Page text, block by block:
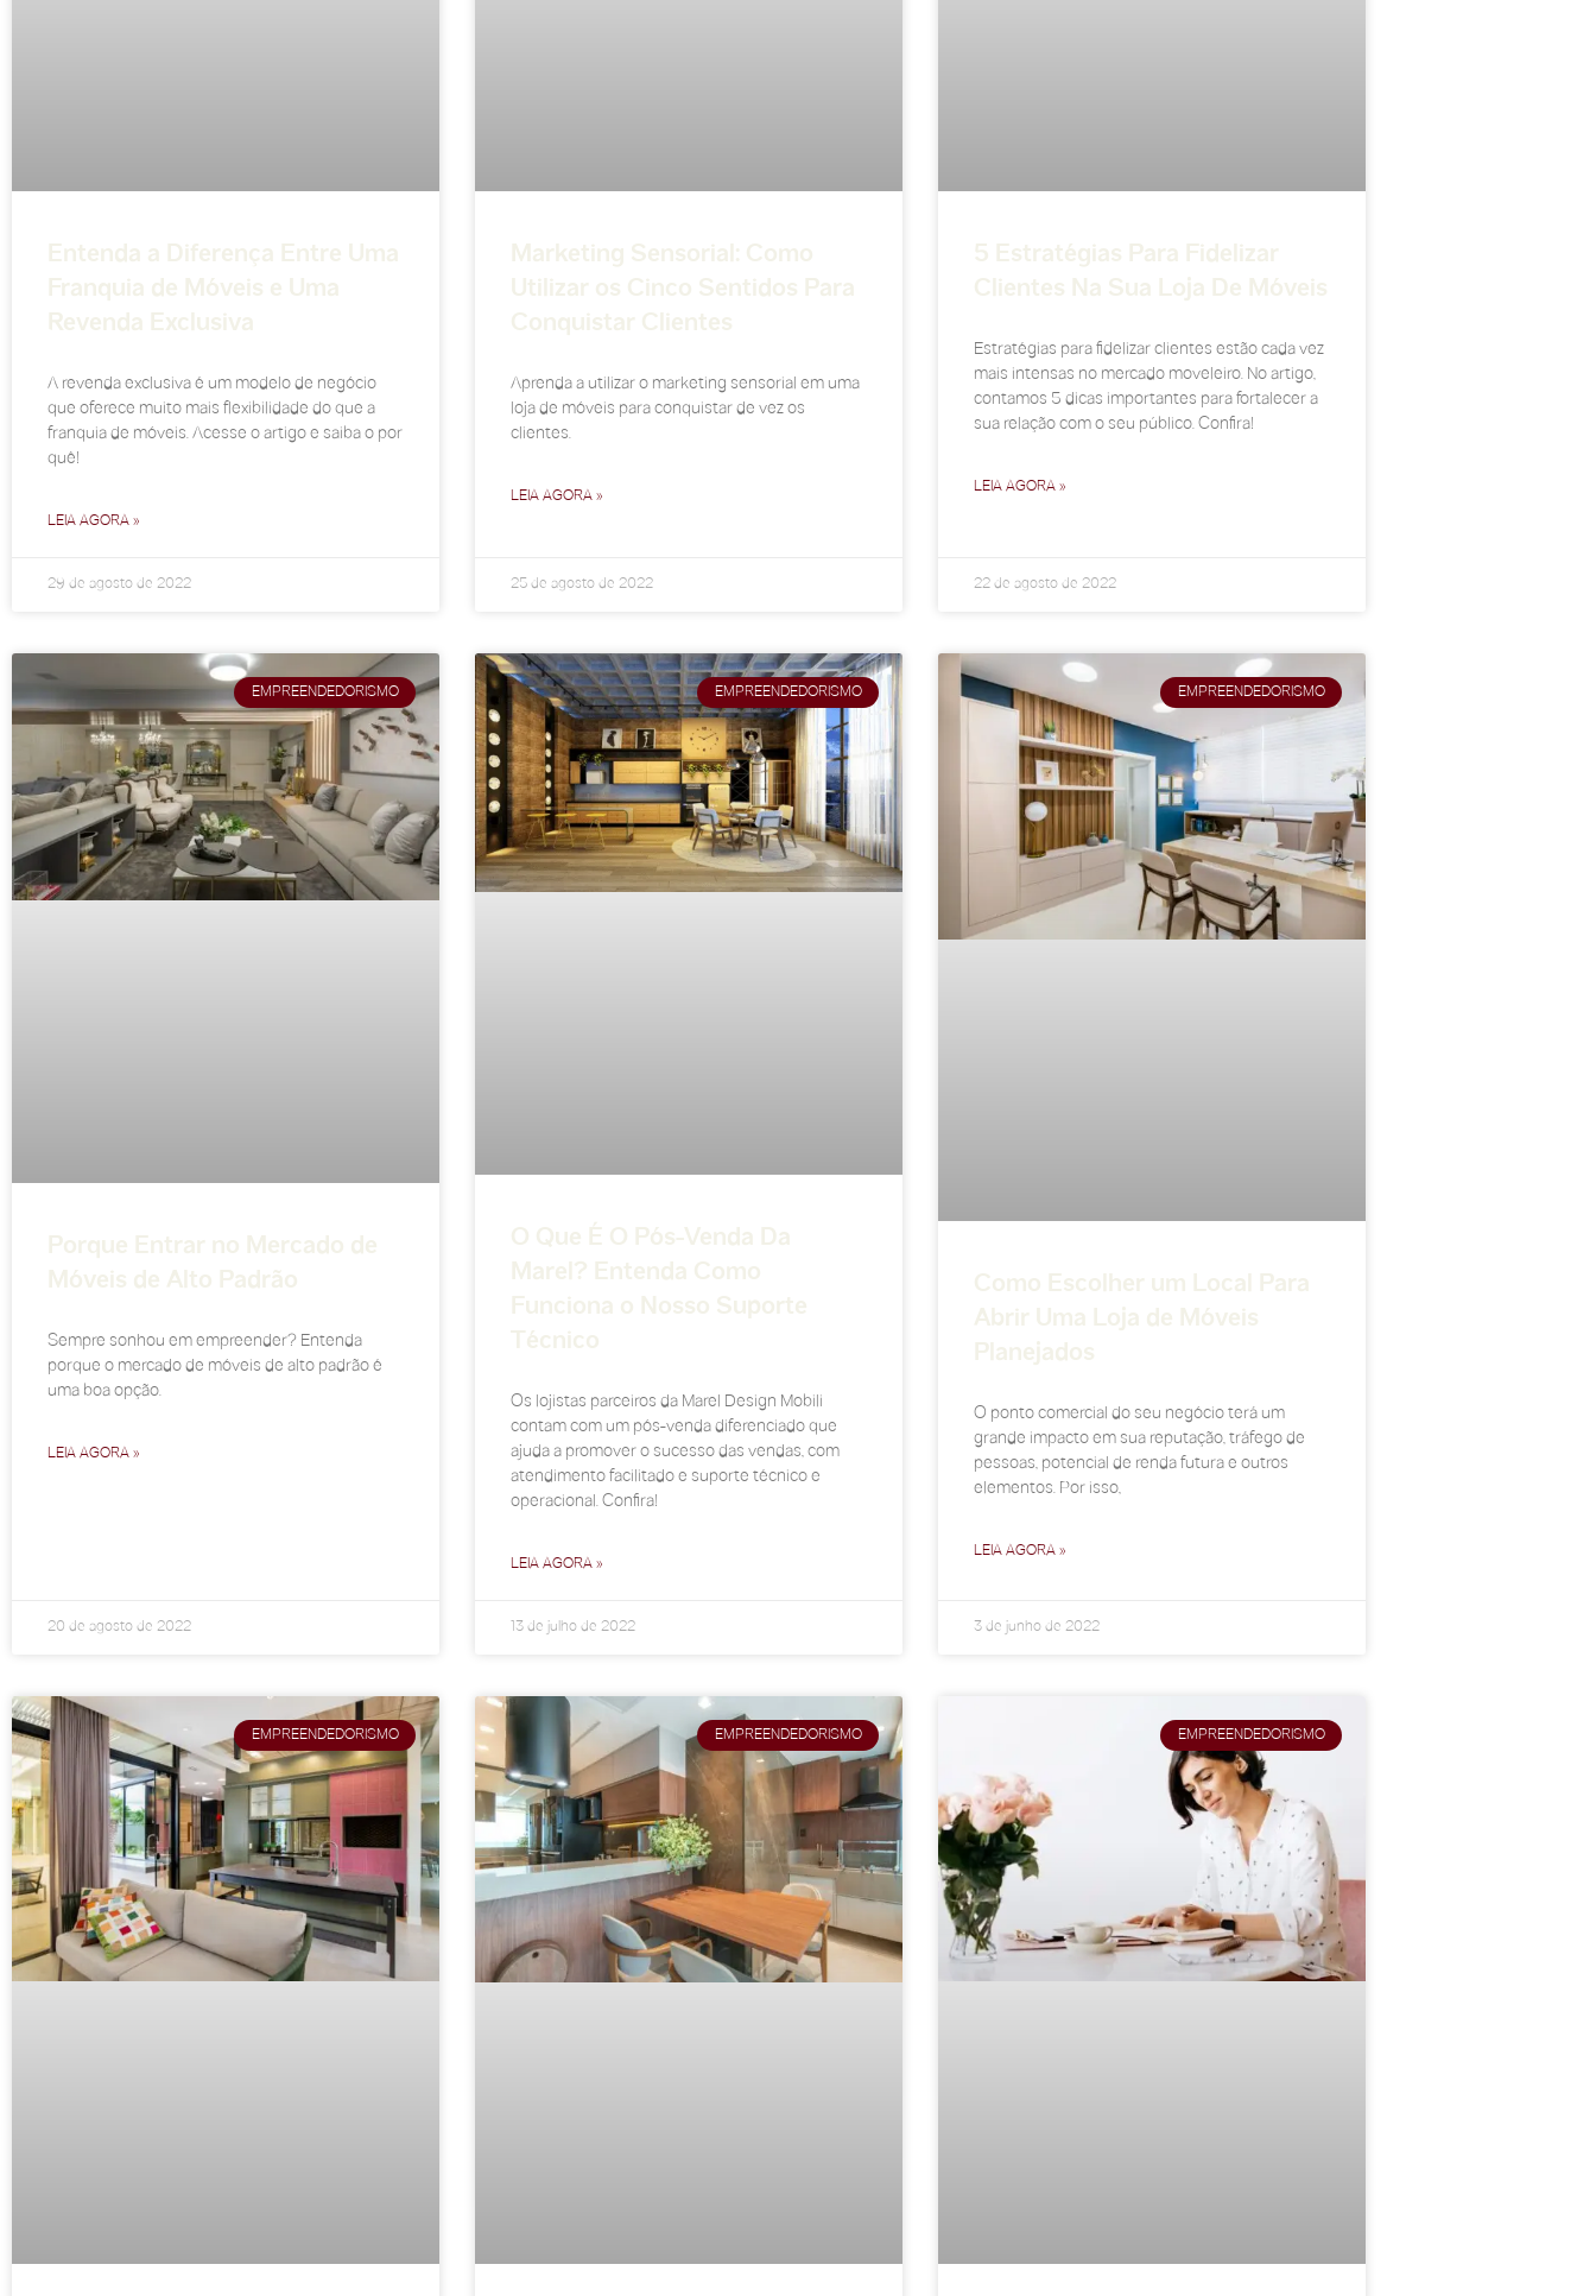
Entenda a Diferença Entre Uma
Franquia de Móveis e Uma
Revenda Exclusiva
A revenda exclusiva é um modelo de negócio
que oferece muito mais flexibilidade do que a
franquia de móveis. Acesse o artigo e saiba o por
quê!
LEIA AGORA »
29 de agosto de 2022
Marketing Sensorial: Como
Utilizar os Cinco Sentidos Para
Conquistar Clientes
Aprenda a utilizar o marketing sensorial em uma
loja de móveis para conquistar de vez os
clientes.
LEIA AGORA »
25 de agosto de 2022
5 Estratégias Para Fidelizar
Clientes Na Sua Loja De Móveis
Estratégias para fidelizar clientes estão cada vez
mais intensas no mercado moveleiro. No artigo,
contamos 5 dicas importantes para fortalecer a
sua relação com o seu público. Confira!
LEIA AGORA »
22 de agosto de 2022
EMPREENDEDORISMO
Porque Entrar no Mercado de
Móveis de Alto Padrão
Sempre sonhou em empreender? Entenda
porque o mercado de móveis de alto padrão é
uma boa opção.
LEIA AGORA »
20 de agosto de 2022
EMPREENDEDORISMO
O Que É O Pós-Venda Da
Marel? Entenda Como
Funciona o Nosso Suporte
Técnico
Os lojistas parceiros da Marel Design Mobili
contam com um pós-venda diferenciado que
ajuda a promover o sucesso das vendas, com
atendimento facilitado e suporte técnico e
operacional. Confira!
LEIA AGORA »
13 de julho de 2022
EMPREENDEDORISMO
Como Escolher um Local Para
Abrir Uma Loja de Móveis
Planejados
O ponto comercial do seu negócio terá um
grande impacto em sua reputação, tráfego de
pessoas, potencial de renda futura e outros
elementos. Por isso,
LEIA AGORA »
3 de junho de 2022
EMPREENDEDORISMO EMPREENDEDORISMO EMPREENDEDORISMO